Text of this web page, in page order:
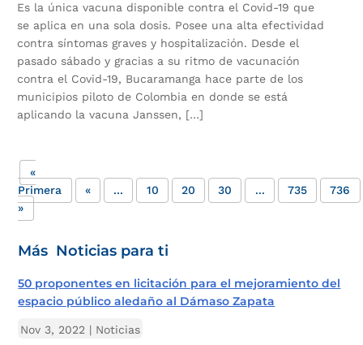
Es la única vacuna disponible contra el Covid-19 que
se aplica en una sola dosis. Posee una alta efectividad
contra síntomas graves y hospitalización. Desde el
pasado sábado y gracias a su ritmo de vacunación
contra el Covid-19, Bucaramanga hace parte de los
municipios piloto de Colombia en donde se está
aplicando la vacuna Janssen, […]
«
Primera
« ... 10 20 30 ... 735
736
»
Más Noticias para ti
50 proponentes en licitación para el mejoramiento del
espacio público aledaño al Dámaso Zapata
Nov 3, 2022 | Noticias